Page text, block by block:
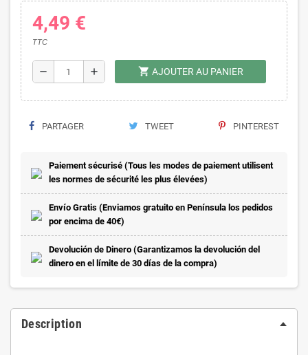
4,49 €
TTC
remove add shopping_cart AJOUTER AU PANIER
PARTAGER TWEET PINTEREST
Paiement sécurisé (Tous les modes de paiement utilisent
les normes de sécurité les plus élevées)
Envío Gratis (Enviamos gratuito en Península los pedidos
por encima de 40€)
Devolución de Dinero (Garantizamos la devolución del
dinero en el límite de 30 días de la compra)
Description